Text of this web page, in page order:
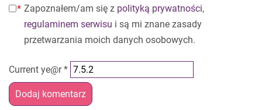
Zapoznałem/am się z polityką prywatności,
regulaminem serwisu i są mi znane zasady
przetwarzania moich danych osobowych.
Current ye@r*